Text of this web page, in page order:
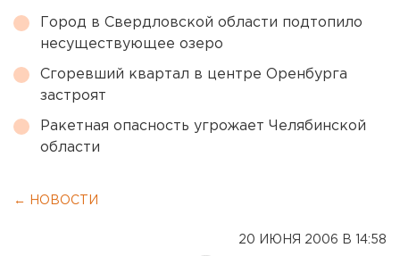
Город в Свердловской области подтопило
несуществующее озеро
Сгоревший квартал в центре Оренбурга
застроят
Ракетная опасность угрожает Челябинской
области
← НОВОСТИ
20 ИЮНЯ 2006 В 14:58